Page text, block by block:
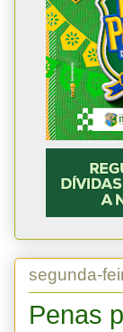
segunda-
Penas